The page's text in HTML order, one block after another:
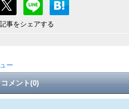
事をシェアする
ー
コメント(0)